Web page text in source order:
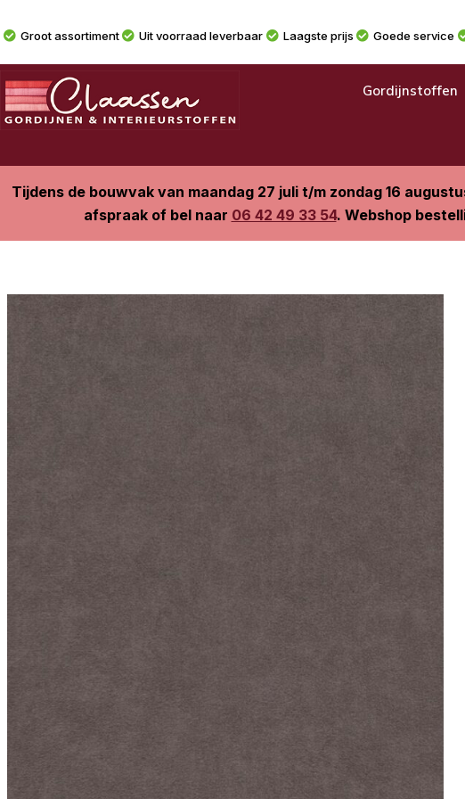
Groot assortiment Uit voorraad leverbaar Laagste prijs Goede service
Gordijnstoffen
Tijdens de bouwvak van maandag 27 juli t/m zondag 16
afspraak of bel naar 06 42 49 33 54. Webshop